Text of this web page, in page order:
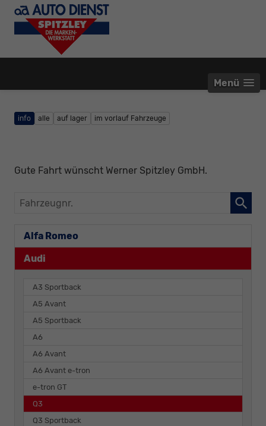
Menü
info alle auf lager im vorlauf Fahrzeuge
Gute Fahrt wünscht Werner Spitzley GmbH.
Fahrzeugnr.
Alfa Romeo
Audi
A3 Sportback
A5 Avant
A5 Sportback
A6
A6 Avant
A6 Avant e-tron
e-tron GT
Q3
Q3 Sportback